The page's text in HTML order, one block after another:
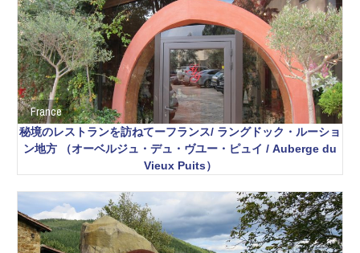
France
秘境のレストランを訪ねてーフランス/ ラングドック・ルーショ
ン地方 （オーベルジュ・デュ・ヴユー・ピュイ / Auberge du
Vieux Puits）